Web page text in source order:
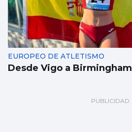
EUROPEO DE ATLETISMO
Desde Vigo a Birmingham